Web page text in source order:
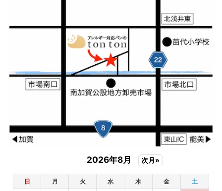
2026年8月 次月»
日 月 火 水 木 金 土